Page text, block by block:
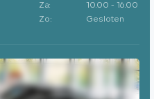
Za:
10.00 - 16.00
Zo:
Gesloten